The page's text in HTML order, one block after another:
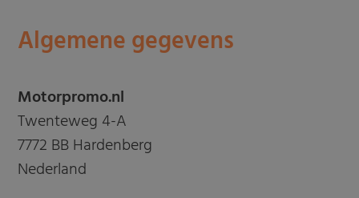
Algemene gegevens
Motorpromo.nl
Twenteweg 4-A
7772 BB Hardenberg
Nederland